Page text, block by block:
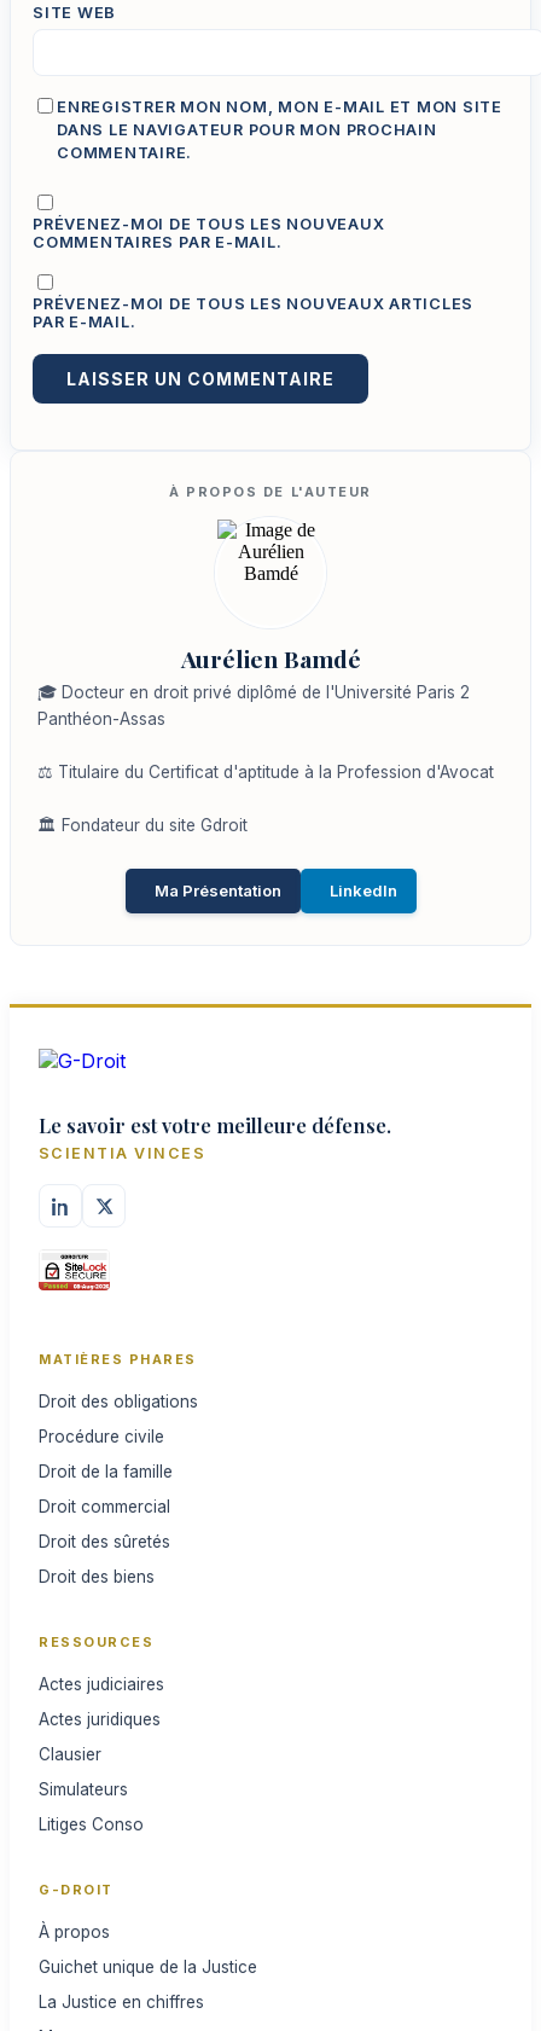
SITE WEB
ENREGISTRER MON NOM, MON E-MAIL ET MON SITE
DANS LE NAVIGATEUR POUR MON PROCHAIN
COMMENTAIRE.
PRÉVENEZ-MOI DE TOUS LES NOUVEAUX
COMMENTAIRES PAR E-MAIL.
PRÉVENEZ-MOI DE TOUS LES NOUVEAUX ARTICLES
PAR E-MAIL.
Aurélien Bamdé
🎓 Docteur en droit privé diplômé de l'Université Paris 2
Panthéon-Assas
⚖️ Titulaire du Certificat d'aptitude à la Profession d'Avocat
🏛️ Fondateur du site Gdroit
Ma Présentation LinkedIn
Le savoir est votre meilleure défense.
SCIENTIA VINCES
MATIÈRES PHARES
Droit des obligations
Procédure civile
Droit de la famille
Droit commercial
Droit des sûretés
Droit des biens
RESSOURCES
Actes judiciaires
Actes juridiques
Clausier
Simulateurs
Litiges Conso
G-DROIT
À propos
Guichet unique de la Justice
La Justice en chiffres